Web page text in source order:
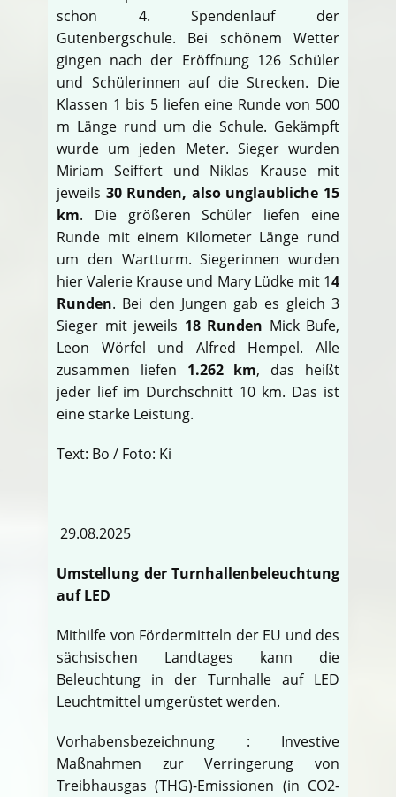
schon 4. Spendenlauf der
Gutenbergschule. Bei schönem Wetter
gingen nach der Eröffnung 126 Schüler
und Schülerinnen auf die Strecken. Die
Klassen 1 bis 5 liefen eine Runde von 500
m Länge rund um die Schule. Gekämpft
wurde um jeden Meter. Sieger wurden
Miriam Seiffert und Niklas Krause mit
jeweils 30 Runden, also unglaubliche 15
km. Die größeren Schüler liefen eine
Runde mit einem Kilometer Länge rund
um den Wartturm. Siegerinnen wurden
hier Valerie Krause und Mary Lüdke mit 14
Runden. Bei den Jungen gab es gleich 3
Sieger mit jeweils 18 Runden Mick Bufe,
Leon Wörfel und Alfred Hempel. Alle
zusammen liefen 1.262 km, das heißt
jeder lief im Durchschnitt 10 km. Das ist
eine starke Leistung.
Text: Bo / Foto: Ki
29.08.2025
Umstellung der Turnhallenbeleuchtung
auf LED
Mithilfe von Fördermitteln der EU und des
sächsischen Landtages kann die
Beleuchtung in der Turnhalle auf LED
Leuchtmittel umgerüstet werden.
Vorhabensbezeichnung : Investive
Maßnahmen zur Verringerung von
Treibhausgas (THG)-Emissionen (in CO2-